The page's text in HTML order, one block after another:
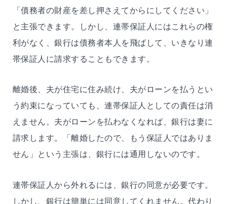
「債務者の財産を差し押さえてからにしてください」
と主張できます。しかし、連帯保証人にはこれらの権
利がなく、銀行は債務者本人を飛ばして、いきなり連
帯保証人に請求することもできます。
離婚後、夫が住宅に住み続け、夫がローンを払うとい
う約束になっていても、連帯保証人としての責任は消
えません。夫がローンを払わなくなれば、銀行は妻に
請求します。「離婚したので、もう保証人ではありま
せん」という主張は、銀行には通用しないのです。
連帯保証人から外れるには、銀行の同意が必要です。
しかし、銀行は簡単には同意してくれません。代わり